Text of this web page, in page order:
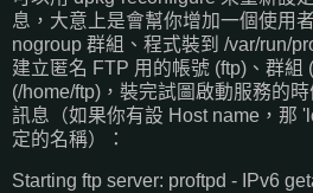
息，大意上是會幫你增加一個使用
nogroup 群組、程式裝到 /var/run/
建立匿名 FTP 用的帳號 (ftp)、群組
(/home/ftp)，裝完試圖啟動服務的
訊息（如果你有設 Host name，那
定的名稱）：
Starting ftp server: proftpd - IPv6